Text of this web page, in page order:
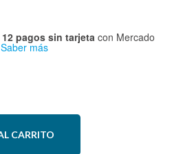
12 pagos sin tarjeta con Mercado
Saber más
CARRITO